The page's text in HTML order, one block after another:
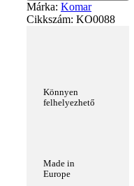
Márka: Komar
Cikkszám: KO0088
Könnyen
felhelyezhető
Made in
Europe